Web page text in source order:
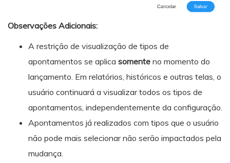
Observações Adicionais:
A restrição de visualização de tipos de
apontamentos se aplica somente no momento do
lançamento. Em relatórios, históricos e outras telas, o
usuário continuará a visualizar todos os tipos de
apontamentos, independentemente da configuração.
Apontamentos já realizados com tipos que o usuário
não pode mais selecionar não serão impactados pela
mudança.